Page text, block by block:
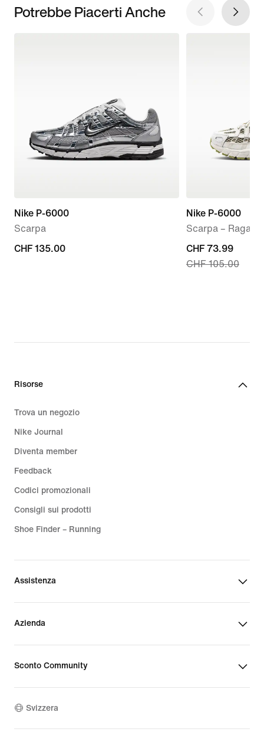
Potrebbe Piacerti Anche
Nike P-6000
Scarpa
CHF
CHF 135.00
Nike P-6000
Scarpa –
current
price
CHF 73.99
CHF 105.00
Risorse
Trova un negozio
Nike Journal
Diventa member
Feedback
Codici promozionali
Consigli sui prodotti
Shoe Finder – Running
Assistenza
Azienda
Sconto Community
Svizzera